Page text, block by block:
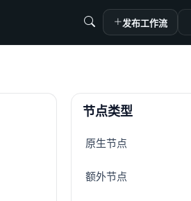
发布工作流
节点类型
原生节点
额外节点